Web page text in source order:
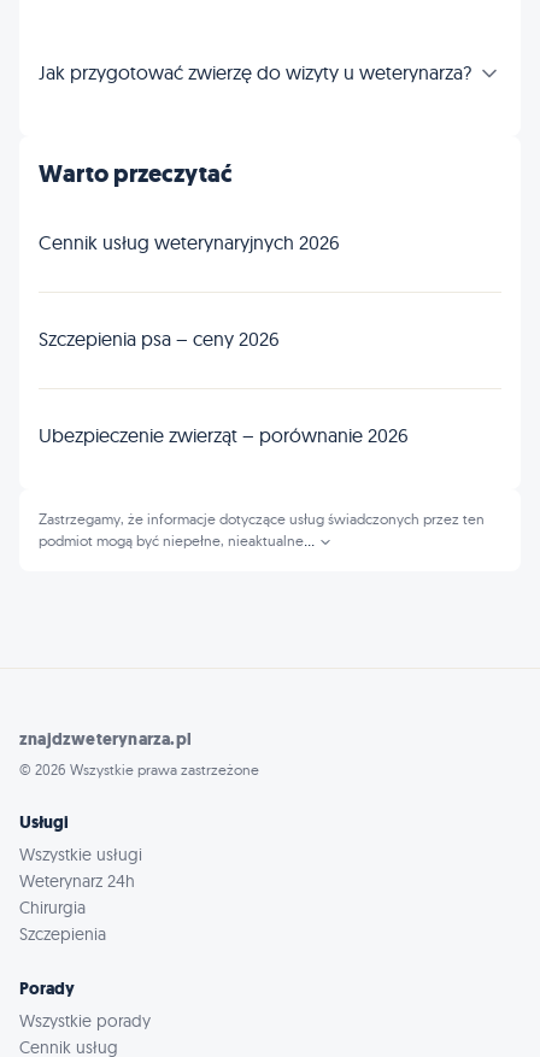
Jak przygotować zwierzę do wizyty u weterynarza?
Warto przeczytać
Cennik usług weterynaryjnych 2026
Szczepienia psa – ceny 2026
Ubezpieczenie zwierząt – porównanie 2026
Zastrzegamy, że informacje dotyczące usług świadczonych przez ten
podmiot mogą być niepełne, nieaktualne
znajdzweterynarza.pl
© 2026 Wszystkie prawa zastrzeżone
Usługi
Wszystkie usługi
Weterynarz 24h
Chirurgia
Szczepienia
Porady
Wszystkie porady
Cennik usług